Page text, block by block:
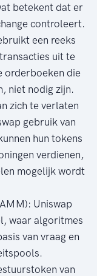
betekent dat er
controleert.
een reeks
uit te
orderboeken die
niet nodig zijn.
zich te verlaten
gebruik van
hun tokens
verdienen,
mogelijk wordt
Uniswap
waar algoritmes
van vraag en
van